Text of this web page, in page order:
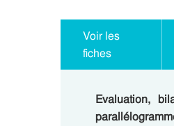
Voir les
fiches
Evaluation,